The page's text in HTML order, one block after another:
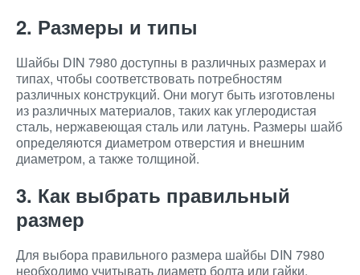
2. Размеры и типы
Шайбы DIN 7980 доступны в различных размерах и
типах, чтобы соответствовать потребностям
различных конструкций. Они могут быть изготовлены
из различных материалов, таких как углеродистая
сталь, нержавеющая сталь или латунь. Размеры шайб
определяются диаметром отверстия и внешним
диаметром, а также толщиной.
3. Как выбрать правильный
размер
Для выбора правильного размера шайбы DIN 7980
необходимо учитывать диаметр болта или гайки,